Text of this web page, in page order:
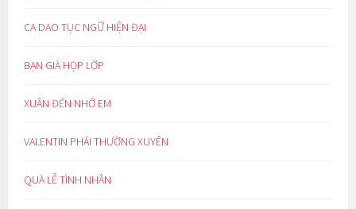
CA DAO TỤC NGỮ HIỆN ĐẠI
BẠN GIÀ HỌP LỚP
XUÂN ĐẾN NHỚ EM
VALENTIN PHẢI THƯỜNG XUYÊN
QUÀ LỄ TÌNH NHÂN